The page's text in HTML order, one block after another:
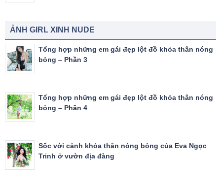
ẢNH GIRL XINH NUDE
Tổng hợp những em gái đẹp lột đồ khỏa thân nóng
bỏng – Phần 3
Tổng hợp những em gái đẹp lột đồ khỏa thân nóng
bỏng – Phần 4
Sốc với cảnh khỏa thân nóng bỏng của Eva Ngọc
Trinh ở vườn địa đàng